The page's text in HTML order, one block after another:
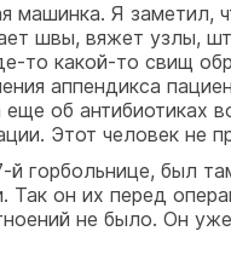
машинка. Я
швы, вяжет узлы,
то какой-то свищ
аппендикса
об
Этот человек не
горбольнице, был
Так он их перед
не было. Он